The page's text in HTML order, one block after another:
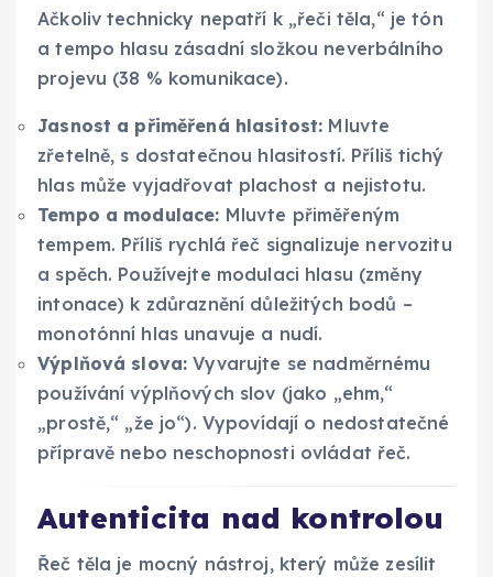
Ačkoliv technicky nepatří k „řeči těla,“ je tón
a tempo hlasu zásadní složkou neverbálního
projevu (38 % komunikace).
Jasnost a přiměřená hlasitost: Mluvte
zřetelně, s dostatečnou hlasitostí. Příliš tichý
hlas může vyjadřovat plachost a nejistotu.
Tempo a modulace: Mluvte přiměřeným
tempem. Příliš rychlá řeč signalizuje nervozitu
a spěch. Používejte modulaci hlasu (změny
intonace) k zdůraznění důležitých bodů –
monotónní hlas unavuje a nudí.
Výplňová slova: Vyvarujte se nadměrnému
používání výplňových slov (jako „ehm,“
„prostě,“ „že jo“). Vypovídají o nedostatečné
přípravě nebo neschopnosti ovládat řeč.
Autenticita nad kontrolou
Řeč těla je mocný nástroj, který může zesílit